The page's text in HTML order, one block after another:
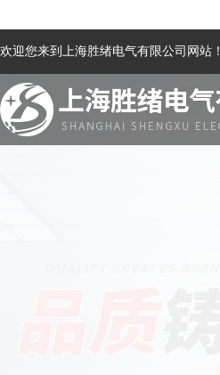
欢迎您来到上海胜绪电气有限公司网站！